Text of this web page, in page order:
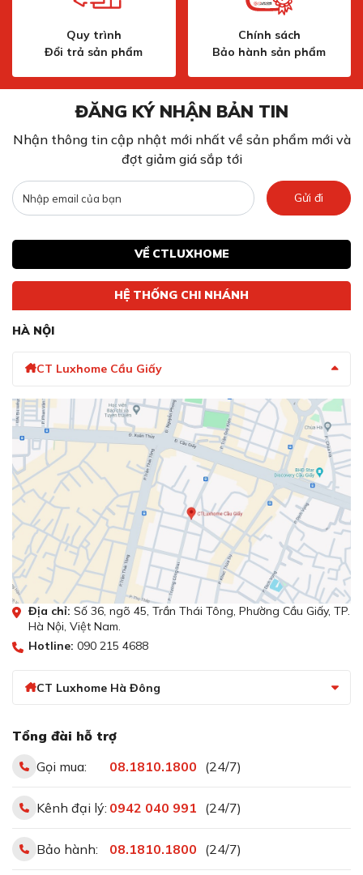
Quy trình
Đổi trả sản phẩm
Chính sách
Bảo hành sản phẩm
ĐĂNG KÝ NHẬN BẢN TIN
Nhận thông tin cập nhật mới nhất về sản phẩm mới và
đợt giảm giá sắp tới
Gửi đi
VỀ CTLUXHOME
HỆ THỐNG CHI NHÁNH
HÀ NỘI
CT Luxhome Cầu Giấy
Địa chỉ: Số 36, ngõ 45, Trần Thái Tông, Phường Cầu Giấy, TP.
Hà Nội, Việt Nam.
Hotline: 090 215 4688
CT Luxhome Hà Đông
Tổng đài hỗ trợ
Gọi mua:
08.1810.1800 (24/7)
Kênh đại lý: 0942 040 991 (24/7)
Bảo hành: 08.1810.1800 (24/7)